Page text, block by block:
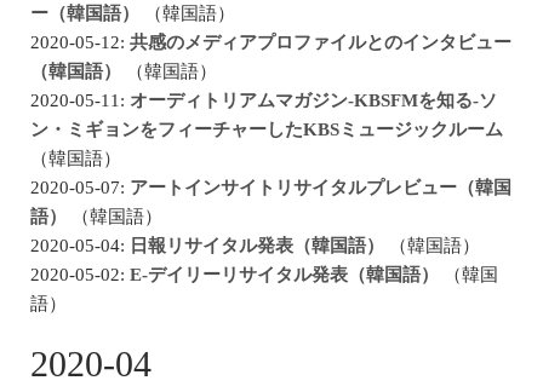
ー（韓国語）
（韓国語）
2020-05-12: 共感のメディアプロファイルとのインタビュー
（韓国語）
（韓国語）
2020-05-11: オーディトリアムマガジン-KBSFMを知る-ソ
ン・ミギョンをフィーチャーしたKBSミュージックルーム
（韓国語）
2020-05-07: アートインサイトリサイタルプレビュー（韓国
語）
（韓国語）
2020-05-04: 日報リサイタル発表（韓国語）
（韓国語）
2020-05-02: E-デイリーリサイタル発表（韓国語）
（韓国
語）
2020-04